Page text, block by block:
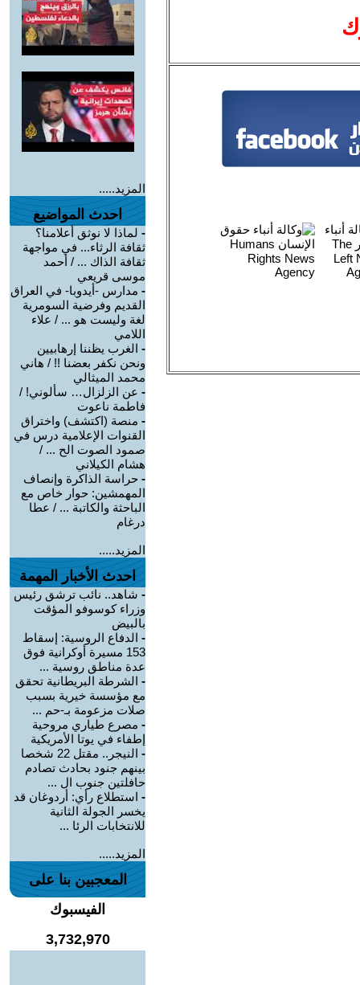
المزيد.....
احدث المواضيع
- لماذا لا نوثق أعلامنا؟
ثقافة الرثاء... في مواجهة
ثقافة الذاك ... / أحمد
موسى قريعي
- مدارس -أيدوبا- في العراق
القديم وفرضية السومرية
لغة وليست هو ... / علاء
اللامي
- الغرب يظننا إرهابيين
ونحن نكفر بعضنا !! / هاني
محمد الميثالي
- عن الزلزال… سألوني! /
فاطمة ناعوت
- منصة (اكتشف) واختراق
القنوات الإعلامية درس في
صمود الصوت الح ... /
هشام الكيلاني
- حراسة الذاكرة وإنصاف
المهمشين: حوار خاص مع
الباحثة والكاتبة ... / عطا
درغام
المزيد.....
احدث الأخبار المهمة
- شاهد.. نائب ترشق رئيس
وزراء كوسوفو المؤقت
بالبيض
- الدفاع الروسية: إسقاط
153 مسيرة أوكرانية فوق
عدة مناطق روسية ...
- الشرطة البريطانية تحقق
مع مؤسسة خيرية بسبب
صلات مزعومة بـ-حم ...
- مصرع طياري مروحية
إطفاء في يوتا الأمريكية
-
النيجر.. مقتل 22 شخصا
بينهم جنود بحادث تصادم
حافلتين جنوب ال ...
- استطلاع رأي: أردوغان قد
يخسر الجولة الثانية
للانتخابات الرئا ...
المزيد.....
المعجبين بنا على
الفيسبوك
3,732,970